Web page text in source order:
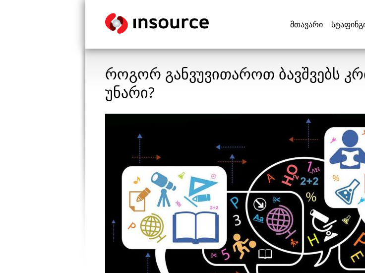
მთავარი
როგორ განვუვითაროთ ბავშვებს
უნარი?